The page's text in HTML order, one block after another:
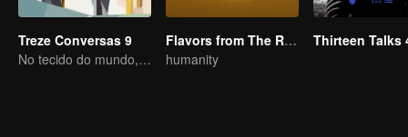
Treze Conversas 9
No tecido do mundo, Em Busca da Certeza
Flavors from The River
humanity
Thirteen Talks